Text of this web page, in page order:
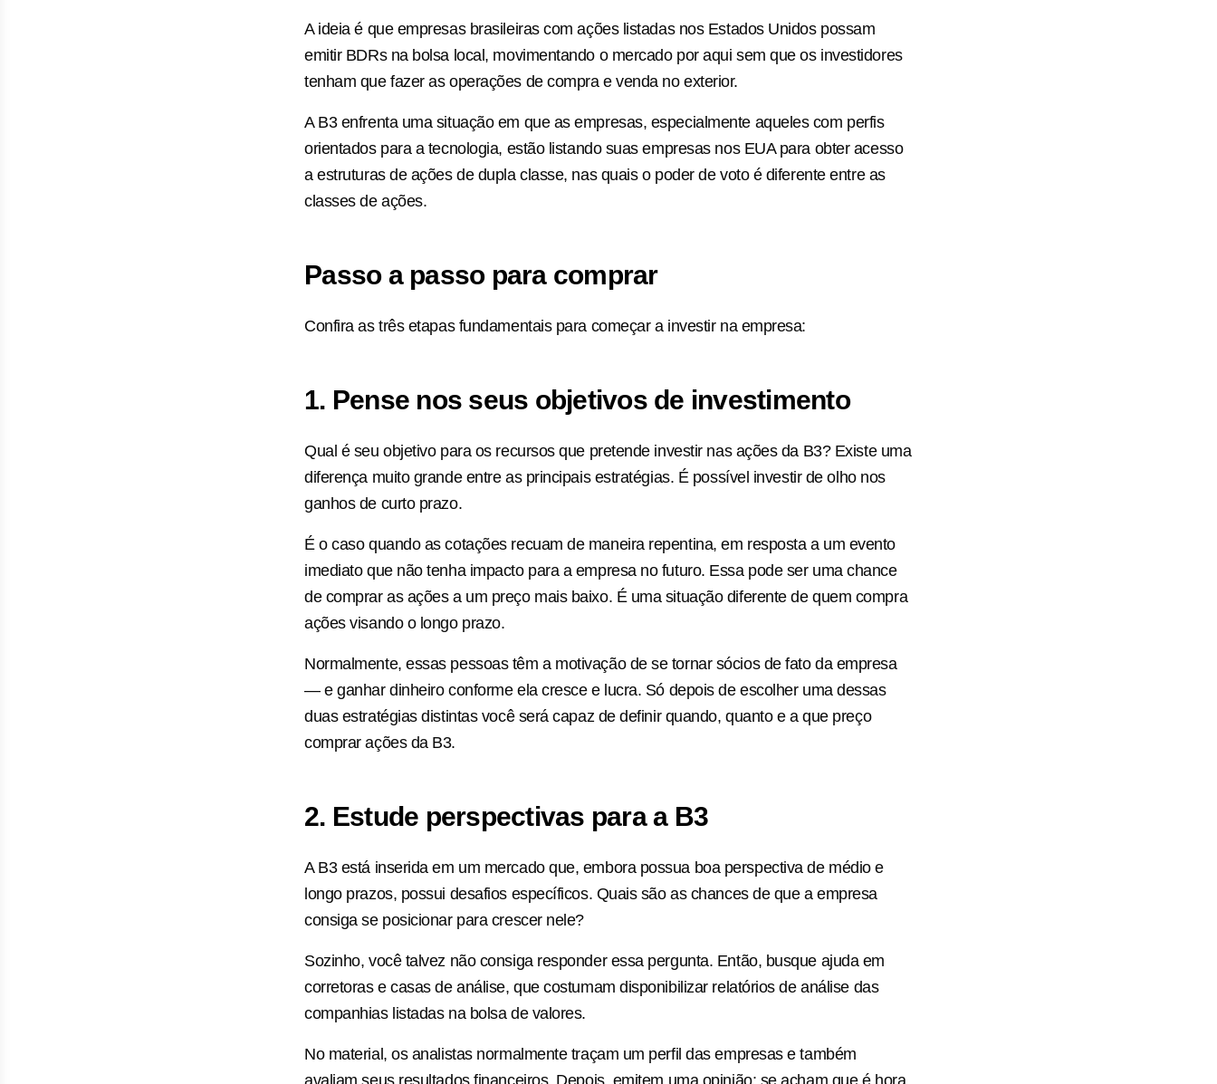
A ideia é que empresas brasileiras com ações listadas nos Estados Unidos possam
emitir BDRs na bolsa local, movimentando o mercado por aqui sem que os investidores
tenham que fazer as operações de compra e venda no exterior.
A B3 enfrenta uma situação em que as empresas, especialmente aqueles com perfis
orientados para a tecnologia, estão listando suas empresas nos EUA para obter acesso
a estruturas de ações de dupla classe, nas quais o poder de voto é diferente entre as
classes de ações.
Passo a passo para comprar
Confira as três etapas fundamentais para começar a investir na empresa:
1. Pense nos seus objetivos de investimento
Qual é seu objetivo para os recursos que pretende investir nas ações da B3? Existe uma
diferença muito grande entre as principais estratégias. É possível investir de olho nos
ganhos de curto prazo.
É o caso quando as cotações recuam de maneira repentina, em resposta a um evento
imediato que não tenha impacto para a empresa no futuro. Essa pode ser uma chance
de comprar as ações a um preço mais baixo. É uma situação diferente de quem compra
ações visando o longo prazo.
Normalmente, essas pessoas têm a motivação de se tornar sócios de fato da empresa
— e ganhar dinheiro conforme ela cresce e lucra. Só depois de escolher uma dessas
duas estratégias distintas você será capaz de definir quando, quanto e a que preço
comprar ações da B3.
2. Estude perspectivas para a B3
A B3 está inserida em um mercado que, embora possua boa perspectiva de médio e
longo prazos, possui desafios específicos. Quais são as chances de que a empresa
consiga se posicionar para crescer nele?
Sozinho, você talvez não consiga responder essa pergunta. Então, busque ajuda em
corretoras e casas de análise, que costumam disponibilizar relatórios de análise das
companhias listadas na bolsa de valores.
No material, os analistas normalmente traçam um perfil das empresas e também
avaliam seus resultados financeiros. Depois, emitem uma opinião: se acham que é hora